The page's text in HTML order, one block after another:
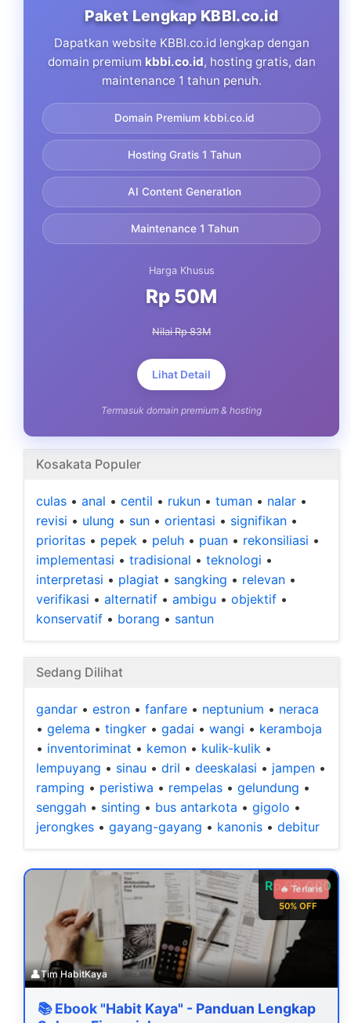
Paket Lengkap KBBI.co.id
Dapatkan website KBBI.co.id lengkap dengan
domain premium kbbi.co.id, hosting gratis, dan
maintenance 1 tahun penuh.
Domain Premium kbbi.co.id
Hosting Gratis 1 Tahun
AI Content Generation
Maintenance 1 Tahun
Harga Khusus
Rp 50M
Nilai Rp 83M
Lihat Detail
Termasuk domain premium & hosting
Kosakata Populer
culas • anal • centil • rukun • tuman • nalar •
revisi • ulung • sun • orientasi • signifikan •
prioritas • pepek • peluh • puan • rekonsiliasi •
implementasi • tradisional • teknologi •
interpretasi • plagiat • sangking • relevan •
verifikasi • alternatif • ambigu • objektif •
konservatif • borang • santun
Sedang Dilihat
gandar • estron • fanfare • neptunium • neraca
• gelema • tingker • gadai • wangi • keramboja
• inventoriminat • kemon • kulik-kulik •
lempuyang • sinau • dril • deeskalasi • jampen •
ramping • peristiwa • rempelas • gelundung •
senggah • sinting • bus antarkota • gigolo •
jerongkes • gayang-gayang • kanonis • debitur
Rp 99.000
50% OFF
🔥 Terlaris
👤Tim HabitKaya
📚 Ebook "Habit Kaya" - Panduan Lengkap